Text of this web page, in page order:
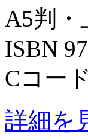
A5判・
ISBN
Cコー
詳細を